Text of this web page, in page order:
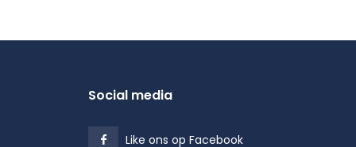
Social media
Like ons op Facebook